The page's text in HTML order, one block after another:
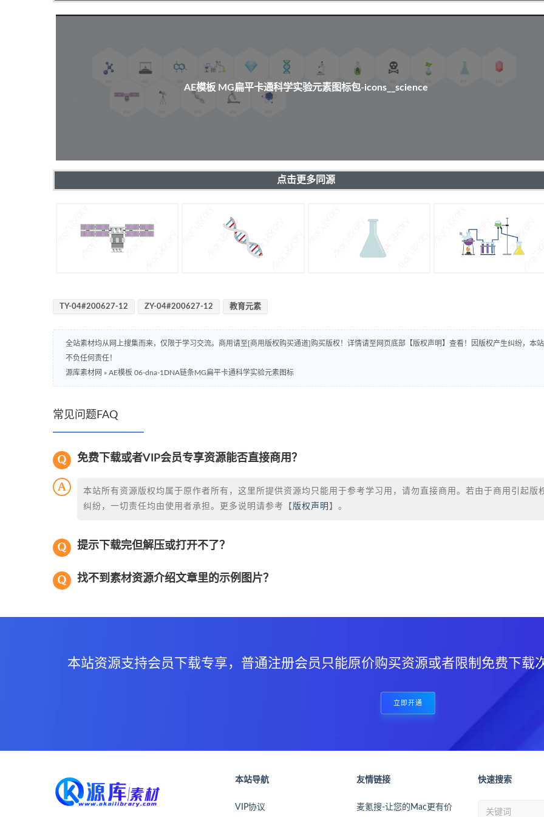
AE模板 MG扁平卡通科学实验元素图标包-icons__science
点击更多同源
TY-04#200627-12 ZY-04#200627-12 教育元素
全站素材均从网上搜集而来，仅限于学习交流。商用请至[商用版权购买通道]购买版权！详情请至网页底部【版权声明】查看！因版权产生纠纷，本站
不负任何责任！
源库素材网 » AE模板 06-dna-1DNA链条MG扁平卡通科学实验元素图标
常见问题FAQ
免费下载或者VIP会员专享资源能否直接商用？
本站所有资源版权均属于原作者所有，这里所提供资源均只能用于参考学习用，请勿直接商用。若由于商用引起版
纠纷，一切责任均由使用者承担。更多说明请参考【 版权声明 】。
提示下载完但解压或打开不了？
找不到素材资源介绍文章里的示例图片？
本站资源支持会员下载专享，普通注册会员只能原价购买资源或者限制免费下载
立即开通
本站导航
VIP协议
友情链接
麦氪搜-让您的Mac更有价
快速搜索